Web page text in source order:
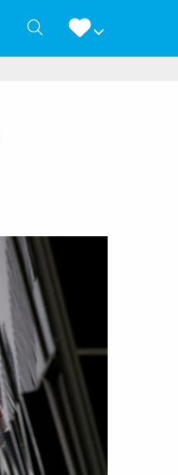
Zoeken